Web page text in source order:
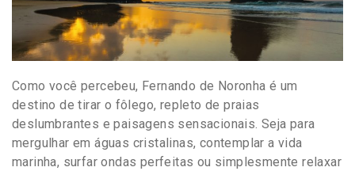
Como você percebeu, Fernando de Noronha é um
destino de tirar o fôlego, repleto de praias
deslumbrantes e paisagens sensacionais. Seja para
mergulhar em águas cristalinas, contemplar a vida
marinha, surfar ondas perfeitas ou simplesmente relaxar